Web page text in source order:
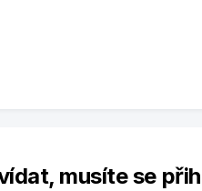
musíte se